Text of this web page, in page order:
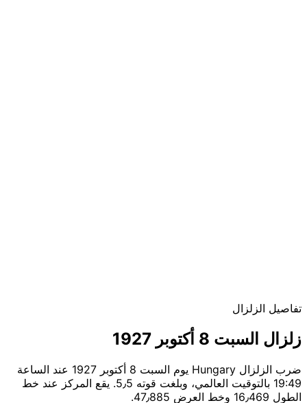
تفاصيل الزلزال
زلزال السبت 8 أكتوبر 1927
ضرب الزلزال Hungary يوم السبت 8 أكتوبر 1927 عند الساعة
19:49 بالتوقيت العالمي، وبلغت قوته 5٫5. يقع المركز عند خط
الطول 16٫469 وخط العرض 47٫885.